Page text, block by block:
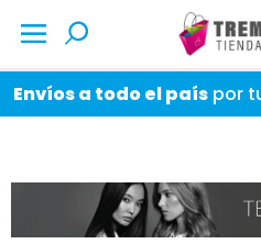
Envíos a todo el país por